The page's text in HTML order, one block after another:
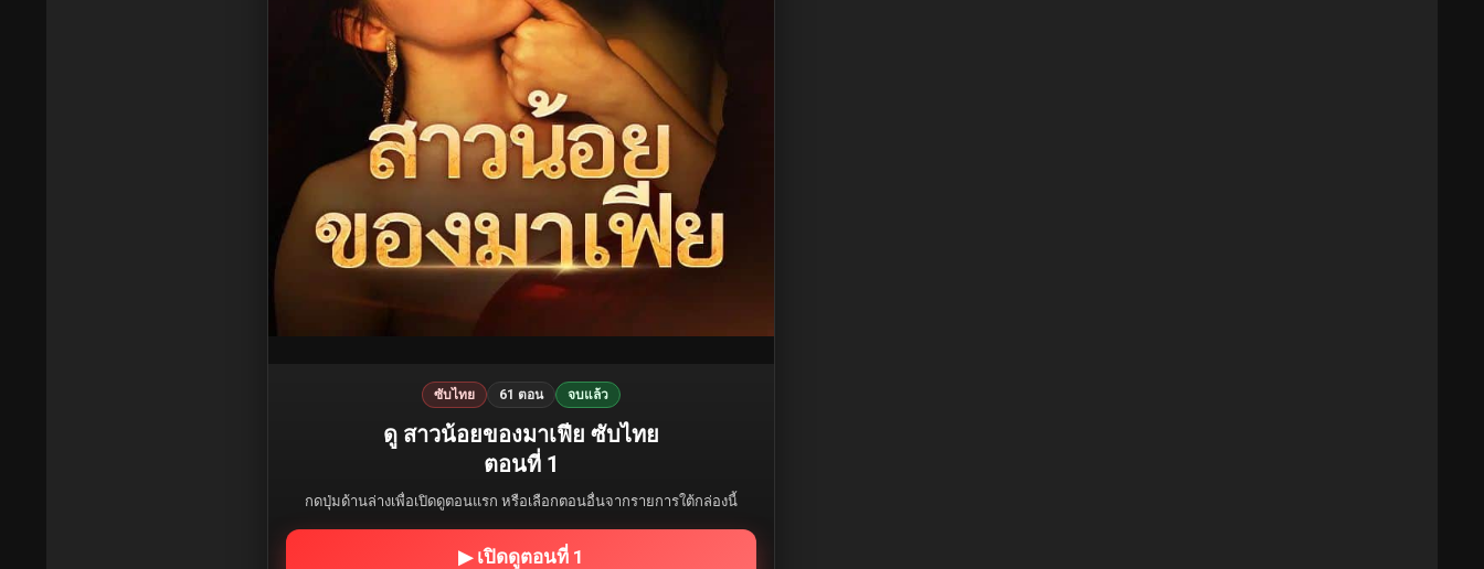
ซับไทย 61 ตอน จบแล้ว
ดู สาวน้อยของมาเฟีย ซับไทย
ตอนที่ 1
กดปุ่มด้านล่างเพื่อเปิดดูตอนแรก หรือเลือกตอนอื่นจากรายการใต้กล่องนี้
▶ เปิดดูตอนที่ 1